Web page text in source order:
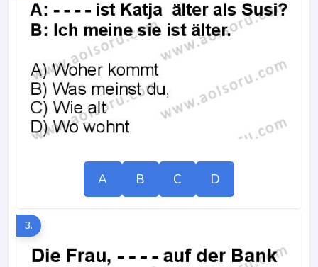
A B C D
3.